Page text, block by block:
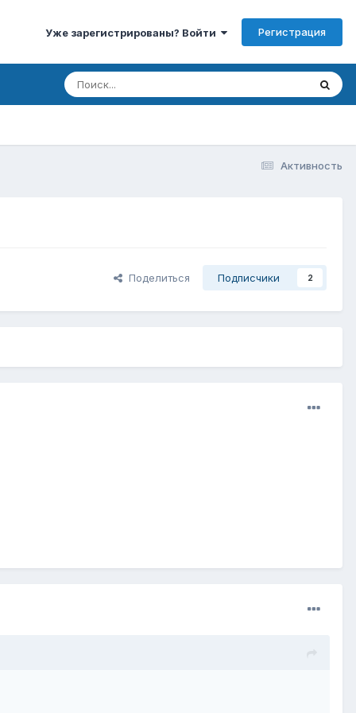
Уже зарегистрированы? Войти Регистрация
Активность
Поделиться Подписчики 2